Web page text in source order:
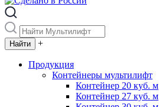
+
Продукция
Контейнеры мультилифт
Контейнер 20 куб. м
Контейнер 27 куб. м